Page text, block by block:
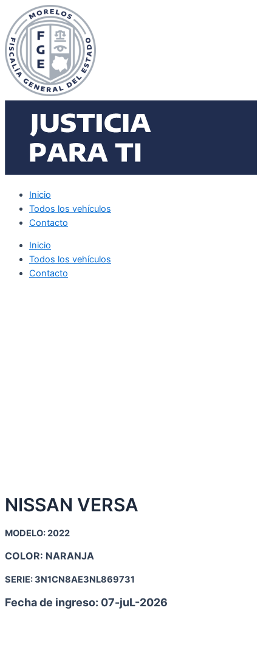
contenido
Inicio
Todos los vehículos
Contacto
Inicio
Todos los vehículos
Contacto
NISSAN VERSA
MODELO: 2022
COLOR: NARANJA
SERIE:3N1CN8AE3NL869731
Fecha de ingreso: 07-juL-2026